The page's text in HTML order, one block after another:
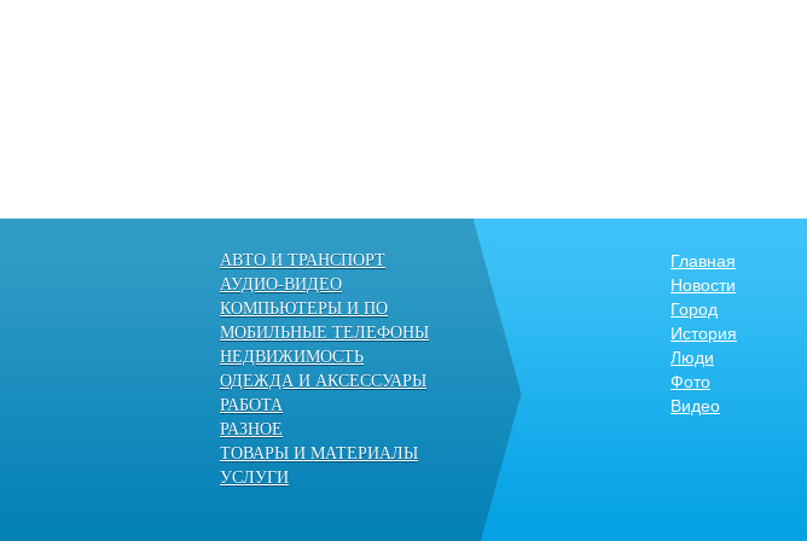
АВТО И ТРАНСПОРТ
АУДИО-ВИДЕО
КОМПЬЮТЕРЫ И ПО
МОБИЛЬНЫЕ ТЕЛЕФОНЫ
НЕДВИЖИМОСТЬ
ОДЕЖДА И АКСЕССУАРЫ
РАБОТА
РАЗНОЕ
ТОВАРЫ И МАТЕРИАЛЫ
УСЛУГИ
Главная
Новости
Город
История
Люди
Фото
Видео